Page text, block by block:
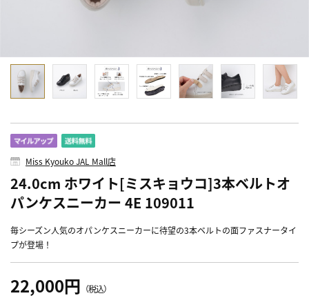
Miss Kyouko JAL Mall店
24.0cm ホワイト[ミスキョウコ]3本ベルトオ
パンケスニーカー 4E 109011
毎シーズン人気のオパンケスニーカーに待望の3本ベルトの面ファスナータイ
プが登場！
22,000円 （税込）